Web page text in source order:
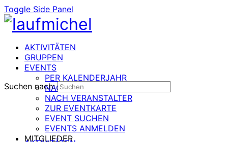
Toggle Side Panel
AKTIVITÄTEN
GRUPPEN
EVENTS
PER KALENDERJAHR
NACH DATUM
NACH VERANSTALTER
ZUR EVENTKARTE
EVENT SUCHEN
EVENTS ANMELDEN
MITGLIEDER
Suchen nach: